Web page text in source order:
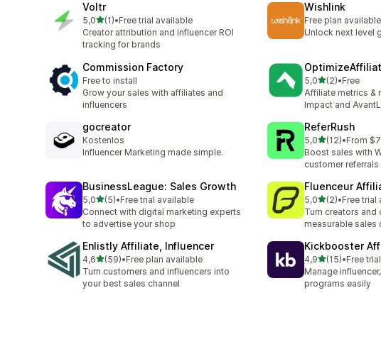
Voltr
5,0av 5 stjerner
(1)
Totalt 1 omtaler
•Free trial available
Creator attribution and influencer ROI
tracking for brands
Wishlink
Free plan available
Unlock next level
Commission Factory
Free to install
Grow your sales with affiliates and
influencers
5,0av 5 stjerner
(2)
Totalt 2 omtaler
•Free
Affiliate metrics &
Impact and
gocreator
Kostenlos
Influencer Marketing made simple.
ReferRush
5,0av 5 stjerner
(12)
Totalt 12 omtaler
•From
Boost sales with
customer referrals
BusinessLeague: Sales Growth
5,0av 5 stjerner
(5)
Totalt 5 omtaler
•Free trial available
Connect with digital marketing experts
to advertise your shop
Fluenceur
5,0av 5 stjerner
(2)
Totalt 2 omtaler
•Free trial
Turn creators and
measurable sales
Enlistly Affiliate, Influencer
4,6av 5 stjerner
(59)
Totalt 59 omtaler
•Free plan available
Turn customers and influencers into
your best sales channel
Kickbooster
4,9av 5 stjerner
(15)
Totalt 15 omtaler
•Free
Manage
programs easily